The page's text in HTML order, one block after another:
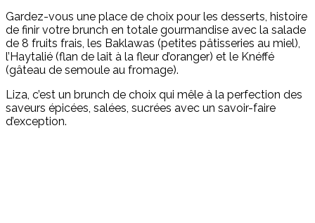
Gardez-vous une place de choix pour les desserts, histoire
de finir votre brunch en totale gourmandise avec la salade
de 8 fruits frais, les Baklawas (petites pâtisseries au miel),
l’Haytalié (flan de lait à la fleur d’oranger) et le Knéffé
(gâteau de semoule au fromage).
Liza, c’est un brunch de choix qui mêle à la perfection des
saveurs épicées, salées, sucrées avec un savoir-faire
d’exception.